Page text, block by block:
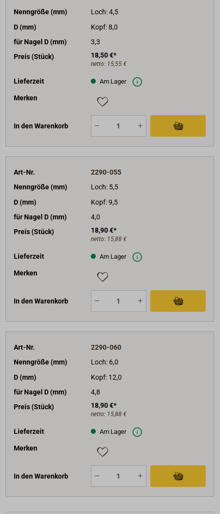
Nenngröße (mm)
Loch: 4,5
D (mm)
Kopf: 8,0
für Nagel D (mm)
3,3
Preis (Stück)
18,50 €*
netto: 15,55 €
Lieferzeit Am Lager
Merken
In den Warenkorb
Art-Nr.
2290-055
Nenngröße (mm)
Loch: 5,5
D (mm)
Kopf: 9,5
für Nagel D (mm)
4,0
Preis (Stück)
18,90 €*
netto: 15,88 €
Lieferzeit Am Lager
Merken
In den Warenkorb
Art-Nr.
2290-060
Nenngröße (mm)
Loch: 6,0
D (mm)
Kopf: 12,0
für Nagel D (mm)
4,8
Preis (Stück)
18,90 €*
netto: 15,88 €
Lieferzeit Am Lager
Merken
In den Warenkorb